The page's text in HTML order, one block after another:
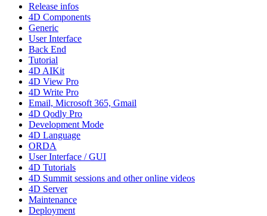
Release infos
4D Components
Generic
User Interface
Back End
Tutorial
4D AIKit
4D View Pro
4D Write Pro
Email, Microsoft 365, Gmail
4D Qodly Pro
Development Mode
4D Language
ORDA
User Interface / GUI
4D Tutorials
4D Summit sessions and other online videos
4D Server
Maintenance
Deployment